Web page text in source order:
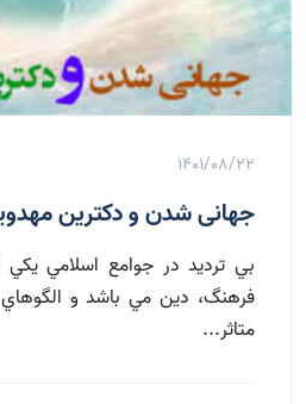
1401/08/22
جهانی شدن و دکترین
بي ترديد در جوامع اسلامي يكي
فرهنگ، دين مي باشد و
متاثر...